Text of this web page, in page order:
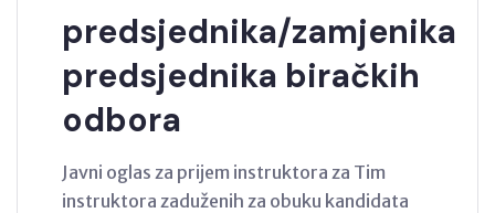
predsjednika/zamjenika
predsjednika biračkih
odbora
Javni oglas za prijem instruktora za Tim
instruktora zaduženih za obuku kandidata